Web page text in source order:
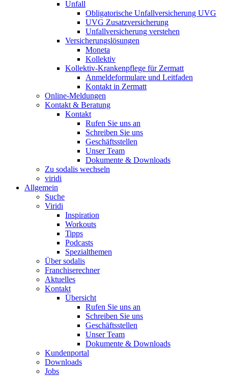
Unfall
Obligatorische Unfallversicherung UVG
UVG Zusatzversicherung
Unfallversicherung verstehen
Versicherungslösungen
Moneta
Kollektiv
Kollektiv-Krankenpflege für Zermatt
Anmeldeformulare und Leitfaden
Kontakt in Zermatt
Online-Meldungen
Kontakt & Beratung
Kontakt
Rufen Sie uns an
Schreiben Sie uns
Geschäftsstellen
Unser Team
Dokumente & Downloads
Zu sodalis wechseln
viridi
Allgemein
Suche
Viridi
Inspiration
Workouts
Tipps
Podcasts
Spezialthemen
Über sodalis
Franchiserechner
Aktuelles
Kontakt
Übersicht
Rufen Sie uns an
Schreiben Sie uns
Geschäftsstellen
Unser Team
Dokumente & Downloads
Kundenportal
Downloads
Jobs